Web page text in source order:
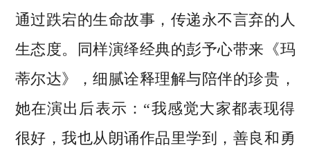
通过跌宕的生命故事，传递永不言弃的人
生态度。同样演绎经典的彭予心带来《玛
蒂尔达》，细腻诠释理解与陪伴的珍贵，
她在演出后表示：“我感觉大家都表现得
很好，我也从朗诵作品里学到，善良和勇